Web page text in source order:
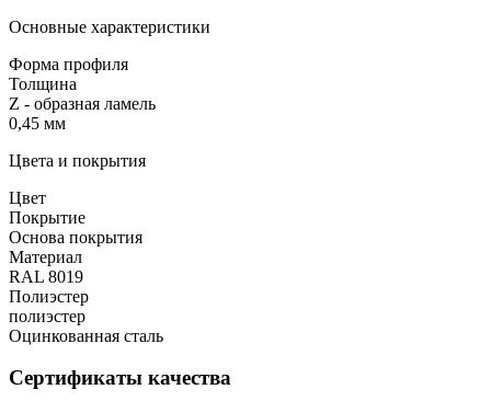
Основные характеристики
Форма профиля
Толщина
Z - образная ламель
0,45 мм
Цвета и покрытия
Цвет
Покрытие
Основа покрытия
Материал
RAL 8019
Полиэстер
полиэстер
Оцинкованная сталь
Сертификаты качества